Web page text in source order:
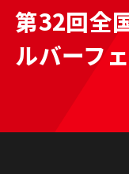
第32回全
ルバーフ